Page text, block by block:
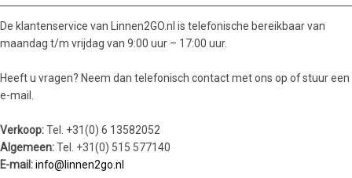
De klantenservice van Linnen2GO.nl is telefonische bereikbaar van
maandag t/m vrijdag van 9:00 uur – 17:00 uur.
Heeft u vragen? Neem dan telefonisch contact met ons op of stuur een
e-mail.
Verkoop:Tel. +31(0) 6 13582052
Algemeen:Tel. +31(0) 515 577140
E-mail:info@linnen2go.nl